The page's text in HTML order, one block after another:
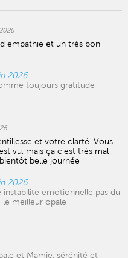
empathie et un très bon
2026
toujours gratitude
et votre clarté. Vous
vu, mais ça c'est très mal
belle journée
2026
instabilite emotionnelle pas du
le meilleur opale
et Mamie, sérénité et